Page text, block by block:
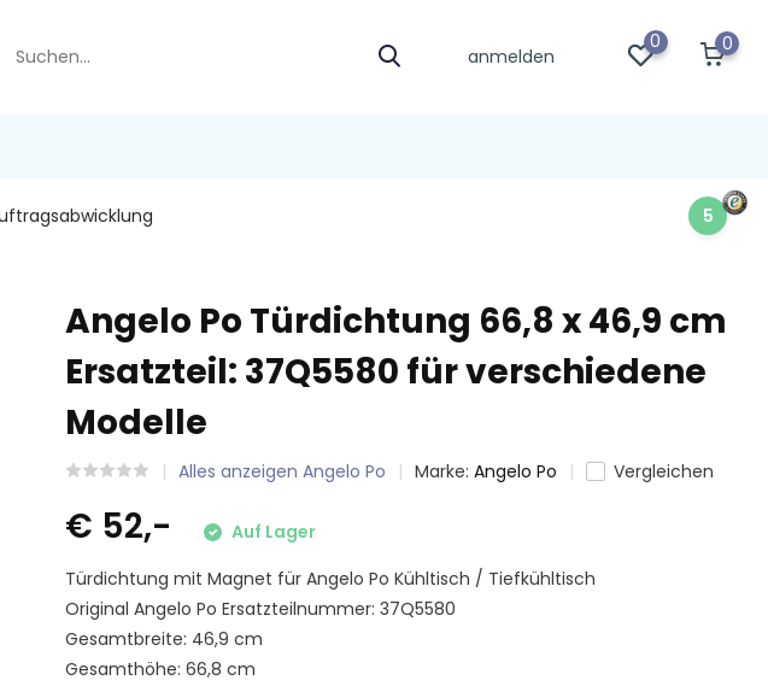
anmelden
0 0
5
Angelo Po Türdichtung 66,8 x 46,9 cm
Ersatzteil: 37Q5580 für verschiedene
Modelle
Alles anzeigen Angelo Po Marke:Angelo Po Vergleichen
€ 52,-
Auf Lager
Türdichtung mit Magnet für Angelo Po Kühltisch / Tiefkühltisch
Original Angelo Po Ersatzteilnummer: 37Q5580
Gesamtbreite: 46,9 cm
Gesamthöhe: 66,8 cm